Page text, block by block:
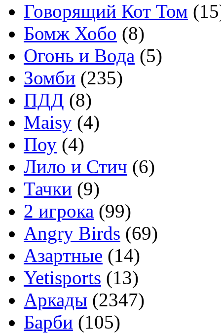
Говорящий Кот Том
Бомж Хобо (8)
Огонь и Вода (5)
Зомби (235)
ПДД (8)
Maisy (4)
Поу (4)
Лило и Стич (6)
Тачки (9)
2 игрока (99)
Angry Birds (69)
Азартные (14)
Yetisports (13)
Аркады (2347)
Барби (105)